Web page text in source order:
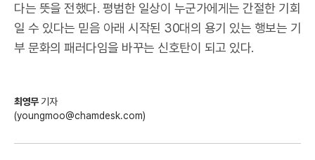
다는 뜻을 전했다. 평범한 일상이 누군가에게는 간절한 기회
일 수 있다는 믿음 아래 시작된 30대의 용기 있는 행보는 기
부 문화의 패러다임을 바꾸는 신호탄이 되고 있다.
최영무기자
(youngmoo@chamdesk.com)